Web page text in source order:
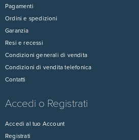
Pagamenti
Ordini e spedizioni
Garanzia
Resi e recessi
Condizioni generali di vendita
Condizioni di vendita telefonica
Contatti
Accedi o Registrati
Accedi al tuo Account
Registrati